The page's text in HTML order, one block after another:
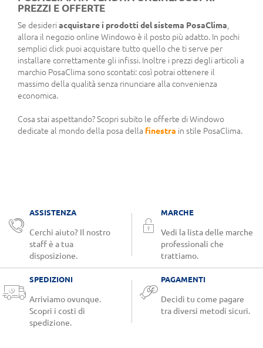
PREZZI E OFFERTE
Se desideriacquistare i prodotti del sistema PosaClima
allora il negozio online Windowo è il posto più adatto. In pochi
semplici click puoi acquistare tutto quello che ti serve per
installare correttamente gli infissi. Inoltre i prezzi degli articoli a
marchio PosaClima sono scontati: così potrai ottenere il
massimo della qualità senza rinunciare alla convenienza
economica.
Cosa stai aspettando? Scopri subito le offerte di Windowo
dedicate al mondo della posa della finestra in stile PosaClima.
ASSISTENZA
Cerchi aiuto? Il nostro
staff è a tua
disposizione.
MARCHE
Vedi la lista delle marche
professionali che
trattiamo.
SPEDIZIONI
Arriviamo ovunque.
Scopri i costi di
spedizione.
PAGAMENTI
Decidi tu come pagare
tra diversi metodi sicuri.